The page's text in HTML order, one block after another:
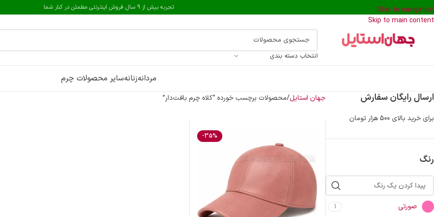
Skip to navigation
Skip to main content
تجربه بیش از 9 سال فروش اینترنتی مطمئن در کنار شما
انتخاب دسته بندی
مردانهزنانهسایر محصولات چرم
ارسال رایگان سفارش
برای خرید بالای 500 هزار تومان
رنگ
صورتی 1
جهان استایل محصولات برچسب خورده “کلاه چرم بافت‌دار”
-35%